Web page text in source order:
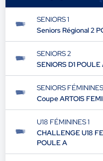
SENIORS 1
Seniors Régional 2
SENIORS 2
SENIORS D1 POULE
SENIORS FÉMININES
Coupe ARTOIS
U18 FÉMININES 1
CHALLENGE U18
POULE A